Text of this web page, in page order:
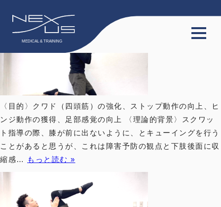
サービス
会員限定動画
会員限定コラム
料金プラン
キャットドッグはこちら https://www.nexus-pt-
at.com/wp/wp-admin/post.php?post=661&action=edit
〈目的〉クワド（四頭筋）の強化、ストップ動作の向上、ヒ
ンジ動作の獲得、足部感覚の向上 〈理論的背景〉スクワッ
ト指導の際、膝が前に出ないように、とキューイングを行う
ことがあると思うが、これは障害予防の観点と下肢後面に収
縮感…
もっと読む »